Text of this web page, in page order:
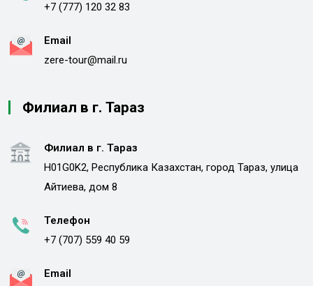
+7 (777) 120 32 83
Email
zere-tour@mail.ru
Филиал в г. Тараз
Филиал в г. Тараз
H01G0K2, Республика Казахстан, город Тараз, улица
Айтиева, дом 8
Телефон
+7 (707) 559 40 59
Email